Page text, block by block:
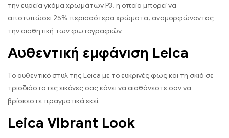
την ευρεία γκάμα χρωμάτων P3, η οποία μπορεί να
αποτυπώσει 25% περισσότερα χρώματα, αναμορφώνοντας
την αισθητική των φωτογραφιών.
Αυθεντική εμφάνιση Leica
Το αυθεντικό στυλ της Leica με το ευκρινές φως και τη σκιά σε
τρισδιάστατες εικόνες σας κάνει να αισθάνεστε σαν να
βρίσκεστε πραγματικά εκεί.
Leica Vibrant Look